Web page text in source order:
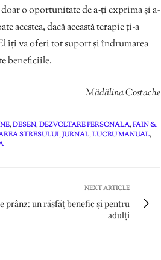
o oportunitate de a-ți exprima și a-
acestea, dacă această terapie ți-a
îți va oferi tot suport și îndrumarea
beneficiile.
Mădălina Costache
,DESEN,DEZVOLTARE PERSONALA,FAIN &
STRESULUI,JURNAL,LUCRU MANUAL,
NEXT ARTICLE
prânz: un răsfăț benefic și pentru
adulți